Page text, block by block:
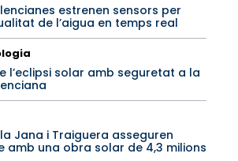
estrenen sensors per
de l’aigua en temps real
l’eclipsi solar amb seguretat a la
Jana i Traiguera asseguren
amb una obra solar de 4,3 milions